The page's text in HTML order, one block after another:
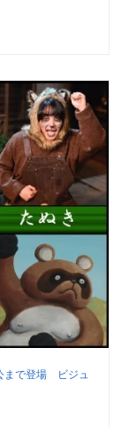
まで登場 ビジュ